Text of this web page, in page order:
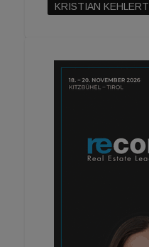
KRISTIAN KEHLERT